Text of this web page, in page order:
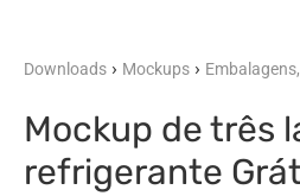
Downloads › Mockups ›
Mockup de três
refrigerante